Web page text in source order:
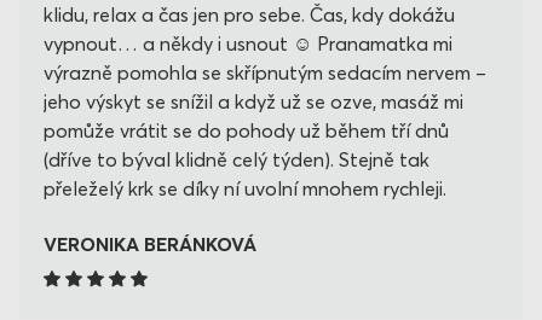
klidu, relax a čas jen pro sebe. Čas, kdy dokážu
vypnout… a někdy i usnout ☺️ Pranamatka mi
výrazně pomohla se skřípnutým sedacím nervem –
jeho výskyt se snížil a když už se ozve, masáž mi
pomůže vrátit se do pohody už během tří dnů
(dříve to býval klidně celý týden). Stejně tak
přeleželý krk se díky ní uvolní mnohem rychleji.
VERONIKA BERÁNKOVÁ